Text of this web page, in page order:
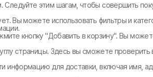
этим шагам, чтобы совершить
Вы можете использовать фильтры и
кнопку "Добавить в корзину". Вы
страницы. Здесь вы сможете
для доставки, включая имя,